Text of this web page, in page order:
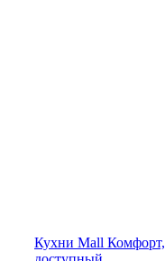
Кухни Mall Комфорт,